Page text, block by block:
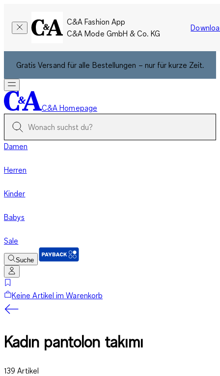
C&A Fashion App
C&A Mode GmbH & Co. KG
Gratis Versand für alle Bestellungen – nur für kurze Zeit.
C&A Homepage
Damen
Herren
Kinder
Babys
Sale
Suche
Keine Artikel im Warenkorb
Kadın pantolon takımı
139 Artikel